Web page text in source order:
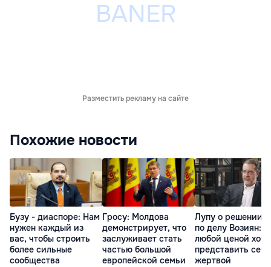
Разместить рекламу на сайте
Похожие новости
Бузу - диаспоре: Нам
нужен каждый из
вас, чтобы строить
более сильные
сообщества
Гросу: Молдова
демонстрирует, что
заслуживает стать
частью большой
европейской семьи
Лупу о решении
по делу Возиян:
любой ценой
представить себя
жертвой